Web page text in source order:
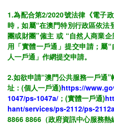
​1.為配合第2/2020號法律《電子
時，如屬“在澳門特別行政區依
團或財團”僱主 或 “自然人商業
用「實體一戶通」提交申請；屬
人一戶通」作網提交申請。
2.如欲申請“澳門公共服務一戶通
址：(個人一戶通)https://
1047/ps-1047a/ ；(實體一戶通)
hant/services/ps-2112/ps-
8866 8866（政府資訊中心服務熱